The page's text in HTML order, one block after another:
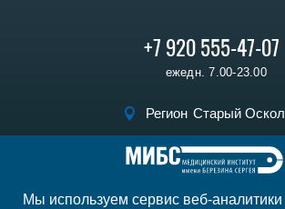
+7 920 555-47-07
ежедн. 7.00-23.00
Регион Старый Оскол
Записаться на прием
Мы используем сервис веб-аналитики